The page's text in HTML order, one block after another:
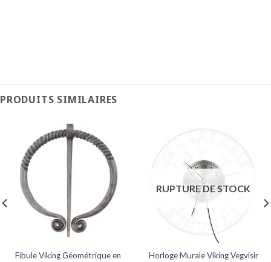
PRODUITS SIMILAIRES
Fibule Viking Géométrique en
RUPTURE DE STOCK
Horloge Murale Viking Vegvisir